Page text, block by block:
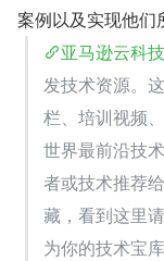
案例以及实现他们
亚马逊云科
发技术资源。
栏、培训视频
世界最前沿技
者或技术推荐
藏，看到这里
为你的技术宝库